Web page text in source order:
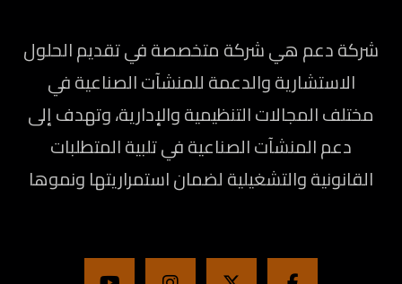
شركة دعم هي شركة متخصصة في تقديم الحلول
الاستشارية والدعمة للمنشآت الصناعية في
مختلف المجالات التنظيمية والإدارية، وتهدف إلى
دعم المنشآت الصناعية في تلبية المتطلبات
القانونية والتشغيلية لضمان استمراريتها ونموها